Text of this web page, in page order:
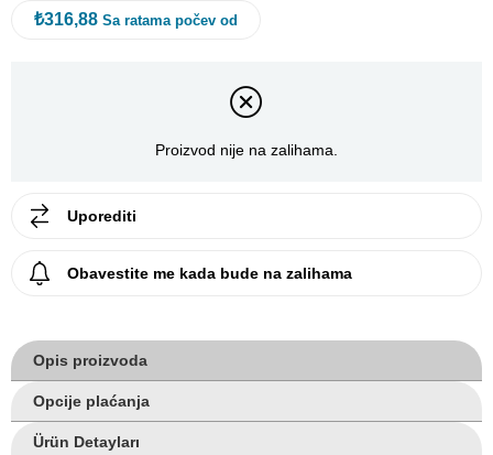
₺316,88 Sa ratama počev od
Proizvod nije na zalihama.
Uporediti
Obavestite me kada bude na zalihama
Opis proizvoda
Opcije plaćanja
Ürün Detayları